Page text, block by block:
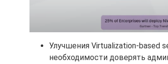
Улучшения Virtualization-based
необходимости доверять